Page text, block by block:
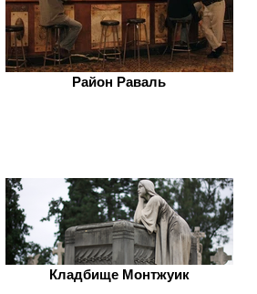
Район Раваль
Кладбище Монтжуик